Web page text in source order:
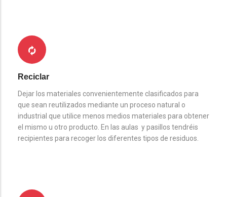
Reciclar
Dejar los materiales convenientemente clasificados para
que sean reutilizados mediante un proceso natural o
industrial que utilice menos medios materiales para obtener
el mismo u otro producto. En las aulas y pasillos tendréis
recipientes para recoger los diferentes tipos de residuos.